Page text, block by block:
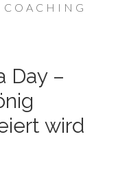
Day –
wird